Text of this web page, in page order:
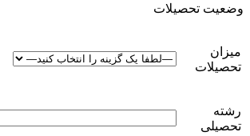
وضعیت تحصیلات
میزان
تحصیلات
رشته
تحصیلی